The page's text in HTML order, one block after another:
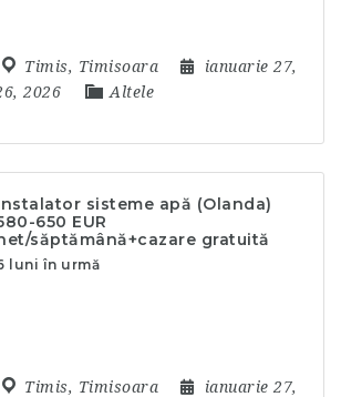
Timis, Timisoara
ianuarie 27,
2026 Altele
sisteme apă (Olanda)
650 EUR
săptămână+cazare gratuită
luni în urmă
Timis, Timisoara
ianuarie 27,